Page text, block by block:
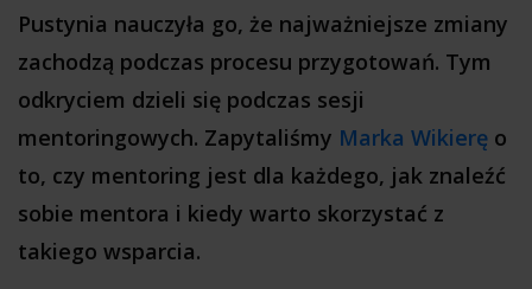
Pustynia nauczyła go, że najważniejsze zmiany
zachodzą podczas procesu przygotowań. Tym
odkryciem dzieli się podczas sesji
mentoringowych. Zapytaliśmy Marka Wikierę o
to, czy mentoring jest dla każdego, jak znaleźć
sobie mentora i kiedy warto skorzystać z
takiego wsparcia.